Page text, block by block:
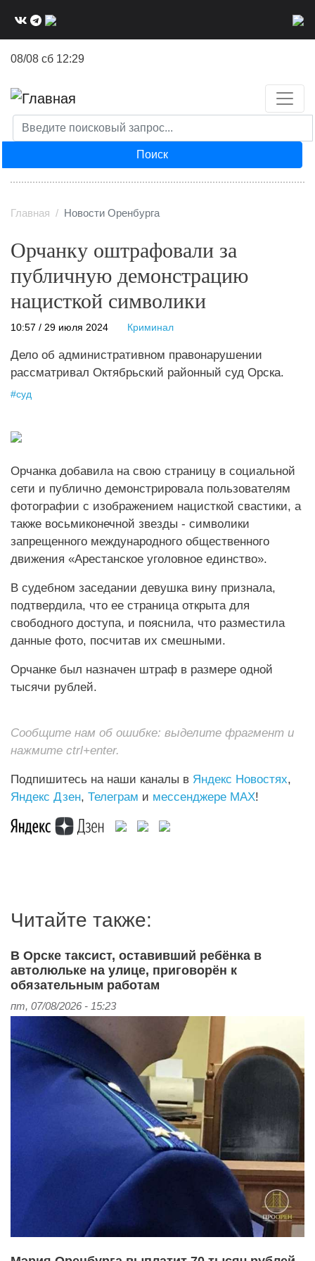
08/08 сб 12:29
Поиск
Главная Новости Оренбурга
Орчанку оштрафовали за
публичную демонстрацию
нацисткой символики
10:57 / 29 июля 2024 Криминал
Дело об административном правонарушении
рассматривал Октябрьский районный суд Орска.
#суд
Орчанка добавила на свою страницу в социальной
сети и публично демонстрировала пользователям
фотографии с изображением нацисткой свастики, а
также восьмиконечной звезды - символики
запрещенного международного общественного
движения «Арестанское уголовное единство».
В судебном заседании девушка вину признала,
подтвердила, что ее страница открыта для
свободного доступа, и пояснила, что разместила
данные фото, посчитав их смешными.
Орчанке был назначен штраф в размере одной
тысячи рублей.
Сообщите нам об ошибке: выделите фрагмент и
нажмите ctrl+enter.
Подпишитесь на наши каналы в Яндекс Новостях,
Яндекс Дзен, Телеграм и мессенджере MAX!
Читайте также:
В Орске таксист, оставивший ребёнка в
автолюльке на улице, приговорён к
обязательным работам
пт, 07/08/2026 - 15:23